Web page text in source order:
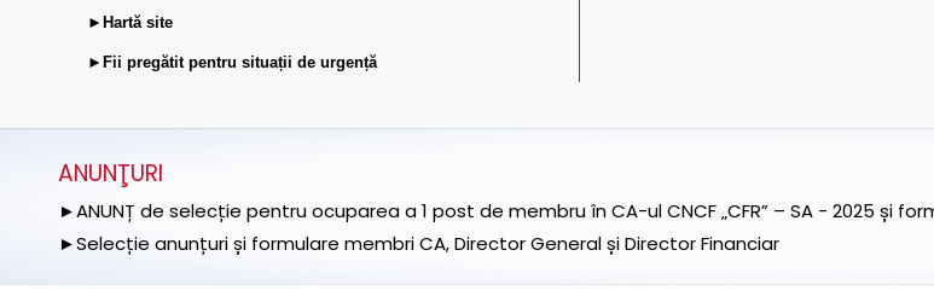
►Hartă site
►Fii pregătit pentru situații de urgență
ANUNŢURI
►ANUNȚ de selecție pentru ocuparea a 1 post de membru în CA-ul CNCF „CFR” – SA - 2025 și
►Selecție anunțuri și formulare membri CA, Director General și Director Financiar